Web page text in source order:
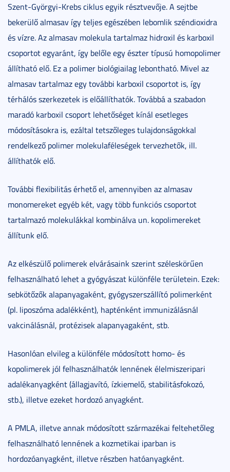
Szent-Györgyi-Krebs ciklus egyik résztvevője. A sejtbe
bekerülő almasav így teljes egészében lebomlik széndioxidra
és vízre. Az almasav molekula tartalmaz hidroxil és karboxil
csoportot egyaránt, így belőle egy észter típusú homopolimer
állítható elő. Ez a polimer biológiailag lebontható. Mivel az
almasav tartalmaz egy további karboxil csoportot is, így
térhálós szerkezetek is előállíthatók. Továbbá a szabadon
maradó karboxil csoport lehetőséget kínál esetleges
módosításokra is, ezáltal tetszőleges tulajdonságokkal
rendelkező polimer molekulaféleségek tervezhetők, ill.
állíthatók elő.
További flexibilitás érhető el, amennyiben az almasav
monomereket egyéb két, vagy több funkciós csoportot
tartalmazó molekulákkal kombinálva un. kopolimereket
állítunk elő.
Az elkészülő polimerek elvárásaink szerint széleskörűen
felhasználható lehet a gyógyászat különféle területein. Ezek:
sebkötőzők alapanyagaként, gyógyszerszállító polimerként
(pl. liposzóma adalékként), hapténként immunizálásnál
vakcinálásnál, protézisek alapanyagaként, stb.
Hasonlóan elvileg a különféle módosított homo- és
kopolimerek jól felhasználhatók lennének élelmiszeripari
adalékanyagként (állagjavító, ízkiemelő, stabilitásfokozó,
stb.), illetve ezeket hordozó anyagként.
A PMLA, illetve annak módosított származékai feltehetőleg
felhasználható lennének a kozmetikai iparban is
hordozóanyagként, illetve részben hatóanyagként.